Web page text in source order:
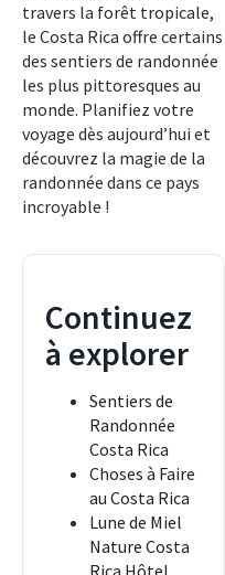
travers la forêt tropicale,
le Costa Rica offre certains
des sentiers de randonnée
les plus pittoresques au
monde. Planifiez votre
voyage dès aujourd’hui et
découvrez la magie de la
randonnée dans ce pays
incroyable !
Continuez
à explorer
Sentiers de
Randonnée
Costa Rica
Choses à Faire
au Costa Rica
Lune de Miel
Nature Costa
Rica Hôtel